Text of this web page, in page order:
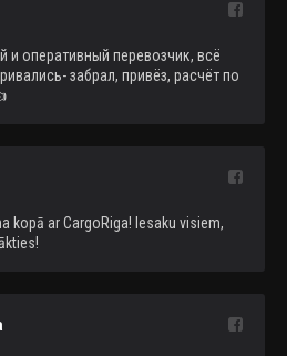
и оперативный перевозчик, всё
забрал, привёз, расчёт по
kopā ar CargoRiga! Iesaku visiem,